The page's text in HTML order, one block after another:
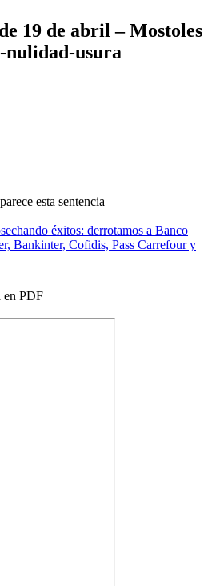
19 de abril – Mostoles
nulidad-usura
esta sentencia
éxitos: derrotamos a Banco
Bankinter, Cofidis, Pass Carrefour y
en PDF